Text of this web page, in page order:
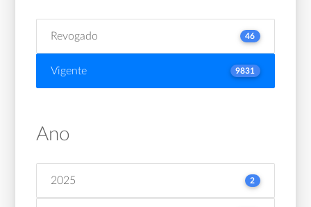
Revogado 46
Vigente 9831
Ano
2025 2